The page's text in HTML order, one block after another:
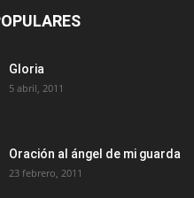
Gloria
5 abril, 2011
Oración al ángel de mi guarda
23 febrero, 2011